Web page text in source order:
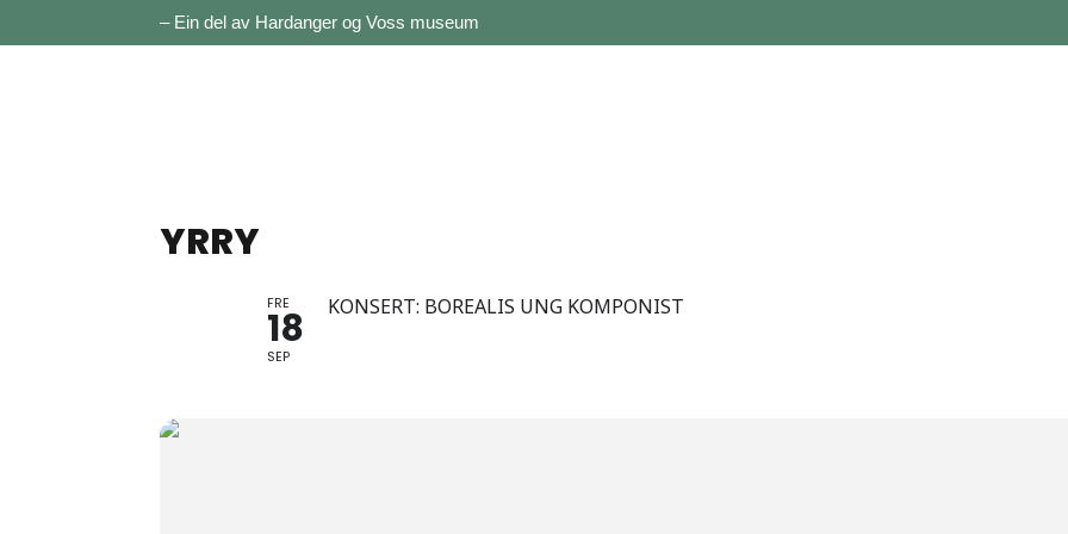
– Ein del av Hardanger og Voss museum
YRRY
FRE
18
SEP
KONSERT: BOREALIS UNG KOMPONIST